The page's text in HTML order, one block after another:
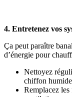
4. Entretenez vos
Ça peut paraître
d’énergie pour
Nettoyez
chiffon
Remplacez les